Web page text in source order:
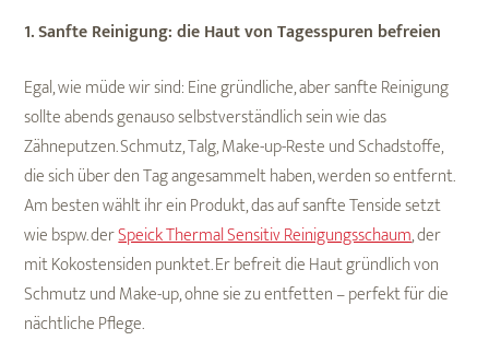
1. Sanfte Reinigung: die Haut von Tagesspuren befreien
Egal, wie müde wir sind: Eine gründliche, aber sanfte Reinigung
sollte abends genauso selbstverständlich sein wie das
Zähneputzen. Schmutz, Talg, Make-up-Reste und Schadstoffe,
die sich über den Tag angesammelt haben, werden so entfernt.
Am besten wählt ihr ein Produkt, das auf sanfte Tenside setzt
wie bspw. derSpeick Thermal Sensitiv Reinigungsschaum, der
mit Kokostensiden punktet. Er befreit die Haut gründlich von
Schmutz und Make-up, ohne sie zu entfetten – perfekt für die
nächtliche Pflege.